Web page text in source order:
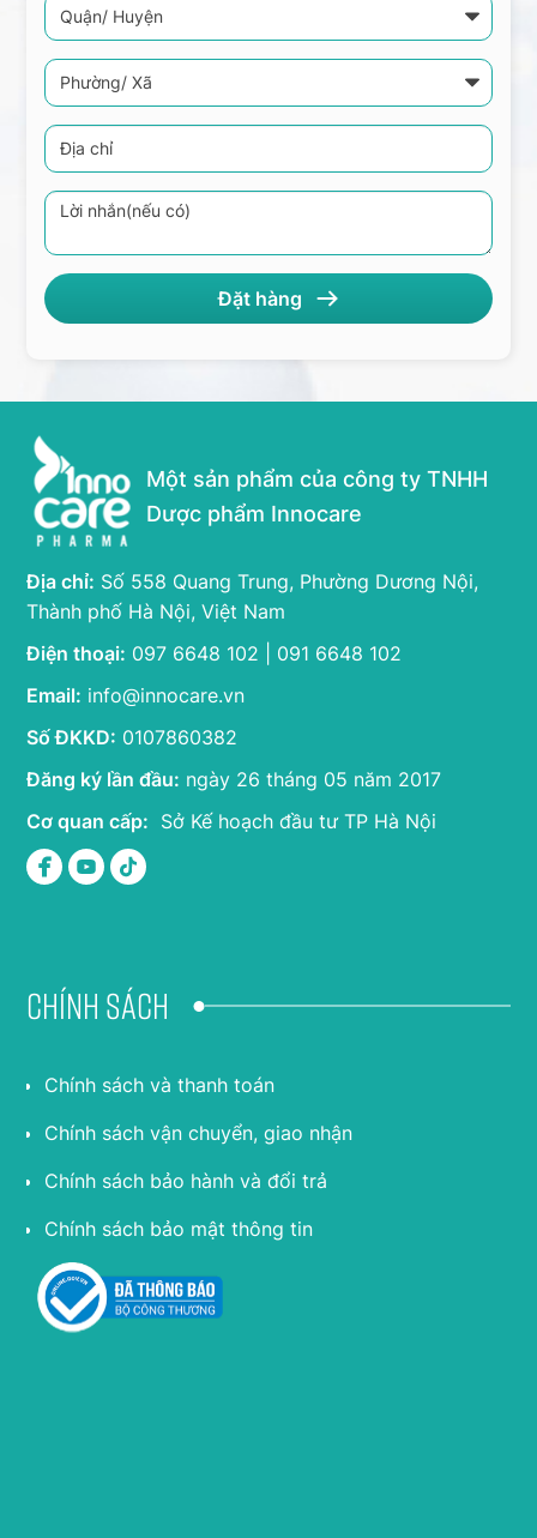
Một sản phẩm của công ty TNHH
Dược phẩm Innocare
Địa chỉ: Số 558 Quang Trung, Phường Dương Nội,
Thành phố Hà Nội, Việt Nam
Điện thoại: 097 6648 102 | 091 6648 102
Email: info@innocare.vn
Số ĐKKD: 0107860382
Đăng ký lần đầu: ngày 26 tháng 05 năm 2017
Cơ quan cấp: Sở Kế hoạch đầu tư TP Hà Nội
Chính sách
Chính sách và thanh toán
Chính sách vận chuyển, giao nhận
Chính sách bảo hành và đổi trả
Chính sách bảo mật thông tin